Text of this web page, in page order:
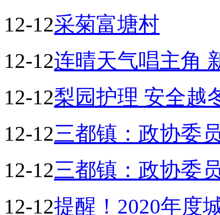
12-12采菊富塘村
12-12连晴天气唱主角
12-12梨园护理 安全越
12-12三都镇：政协委
12-12三都镇：政协委
12-12提醒！2020年度